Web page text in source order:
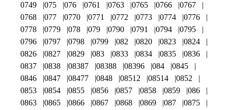
0749
075 076 0761 0763 0765 0766
0767
0768
077 0770 0771 0772 0773 0774
0776
0778
0779 078 079 0790 0791 0794
0795
0796
0797 0798 0799 082 0820 0823
0824
0826
0827 0829 083 0833 0834 0835
0836
0837
0838 08387 08388 08396 084
0845
0846
0847 08477 0848 08512 08514
0852
0853
0854 0855 0856 0857 0858 0859
086
0863
0865 0866 0867 0868 0869 087
0875